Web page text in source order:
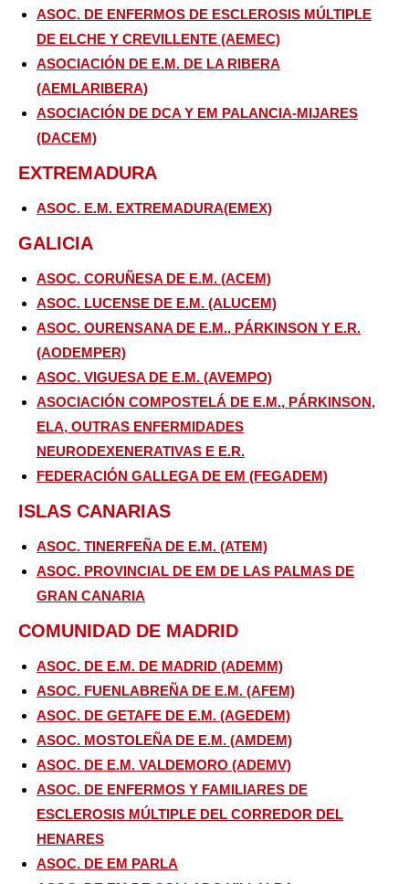
ASOC. DE ENFERMOS DE ESCLEROSIS MÚLTIPLE
DE ELCHE Y CREVILLENTE (AEMEC)
ASOCIACIÓN DE E.M. DE LA RIBERA
(AEMLARIBERA)
ASOCIACIÓN DE DCA Y EM PALANCIA-MIJARES
(DACEM)
EXTREMADURA
ASOC. E.M. EXTREMADURA(EMEX)
GALICIA
ASOC. CORUÑESA DE E.M. (ACEM)
ASOC. LUCENSE DE E.M. (ALUCEM)
ASOC. OURENSANA DE E.M., PÁRKINSON Y E.R.
(AODEMPER)
ASOC. VIGUESA DE E.M. (AVEMPO)
FEDERACIÓN GALLEGA DE EM (FEGADEM)
ISLAS CANARIAS
ASOC. TINERFEÑA DE E.M. (ATEM)
ASOC. PROVINCIAL DE EM DE LAS PALMAS DE
GRAN CANARIA
COMUNIDAD DE MADRID
ASOC. DE E.M. DE MADRID (ADEMM)
ASOC. FUENLABREÑA DE E.M. (AFEM)
ASOC. DE GETAFE DE E.M. (AGEDEM)
ASOC. MOSTOLEÑA DE E.M. (AMDEM)
ASOC. DE E.M. VALDEMORO (ADEMV)
ASOC. DE ENFERMOS Y FAMILIARES DE
ESCLEROSIS MÚLTIPLE DEL CORREDOR DEL
HENARES
ASOC. DE EM PARLA